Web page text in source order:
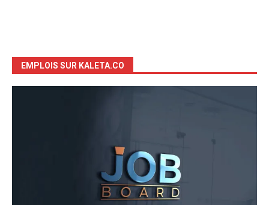
EMPLOIS SUR KALETA.CO